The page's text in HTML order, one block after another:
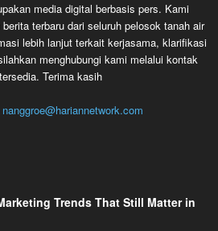
media digital berbasis pers. Kami
terbaru dari seluruh pelosok tanah air
lebih lanjut terkait kerjasama, klarifikasi
menghubungi kami melalui kontak
Terima kasih
nanggroe@hariannetwork.com
Trends That Still Matter in